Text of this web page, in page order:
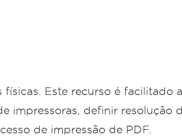
Este recurso é facilitado
impressoras, definir resolução
de impressão de PDF.